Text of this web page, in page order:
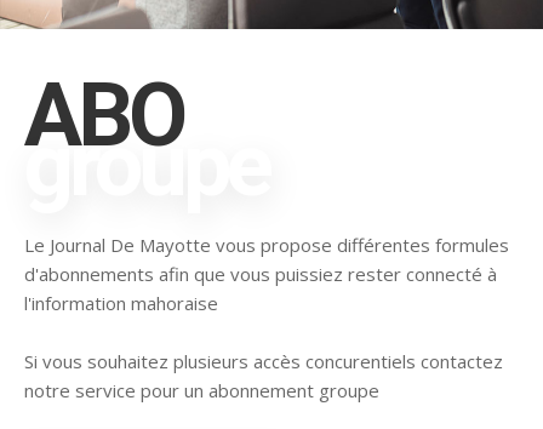
ABO
groupe
Le Journal De Mayotte vous propose différentes formules
d'abonnements afin que vous puissiez rester connecté à
l'information mahoraise
Si vous souhaitez plusieurs accès concurentiels contactez
notre service pour un abonnement groupe